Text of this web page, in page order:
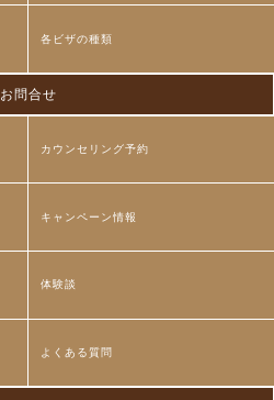
各ビザの種類
お問合せ
カウンセリング予約
キャンペーン情報
体験談
よくある質問